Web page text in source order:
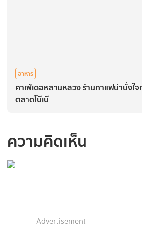
อาหาร
คาเฟ่เดอหลานหลวง ร้านกาแฟน่านั่งใ
ตลาดโบ๊เบ๊
ความคิดเห็น
Advertisement